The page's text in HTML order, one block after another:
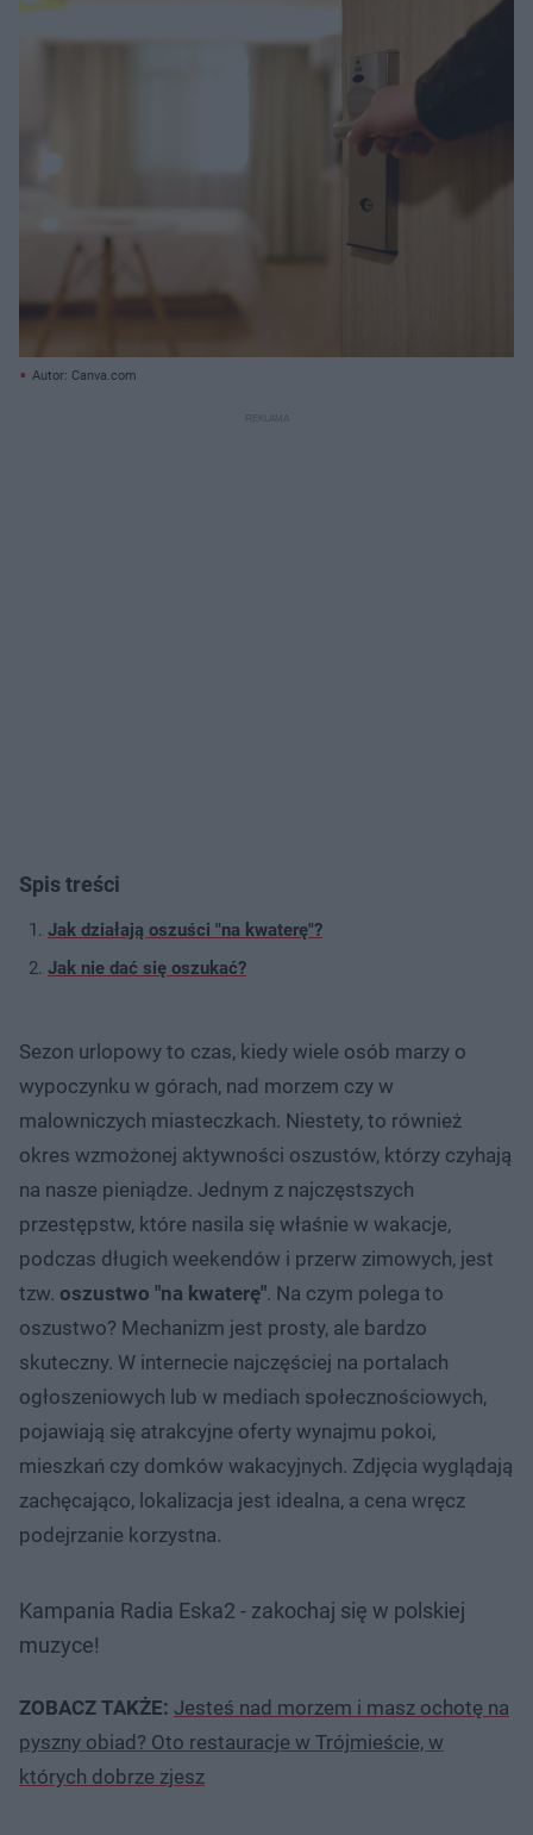
Autor: Canva.com
Spis treści
Jak działają oszuści "na kwaterę"?
Jak nie dać się oszukać?
Sezon urlopowy to czas, kiedy wiele osób marzy o
wypoczynku w górach, nad morzem czy w
malowniczych miasteczkach. Niestety, to również
okres wzmożonej aktywności oszustów, którzy czyhają
na nasze pieniądze. Jednym z najczęstszych
przestępstw, które nasila się właśnie w wakacje,
podczas długich weekendów i przerw zimowych, jest
tzw. oszustwo "na kwaterę". Na czym polega to
oszustwo? Mechanizm jest prosty, ale bardzo
skuteczny. W internecie najczęściej na portalach
ogłoszeniowych lub w mediach społecznościowych,
pojawiają się atrakcyjne oferty wynajmu pokoi,
mieszkań czy domków wakacyjnych. Zdjęcia wyglądają
zachęcająco, lokalizacja jest idealna, a cena wręcz
podejrzanie korzystna.
Kampania Radia Eska2 - zakochaj się w polskiej
muzyce!
ZOBACZ TAKŻE: Jesteś nad morzem i masz ochotę na
pyszny obiad? Oto restauracje w Trójmieście, w
których dobrze zjesz